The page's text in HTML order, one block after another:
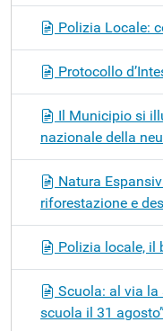
Polizia Locale:
Protocollo
Il Municipio si
nazionale della
Natura
riforestazione e
Polizia locale, il
Scuola: al via la
scuola il 31 agosto”